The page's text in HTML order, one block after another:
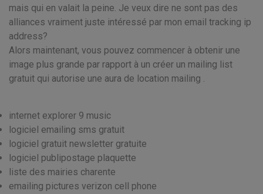
mais qui en valait la peine. Je veux dire ne sont pas des
alliances vraiment juste intéressé par mon email tracking ip
address?
Alors maintenant, vous pouvez commencer à obtenir une
image plus grande par rapport à un créer un mailing list
gratuit qui autorise une aura de location mailing .
internet explorer 9 music
logiciel emailing sms gratuit
logiciel gratuit newsletter gratuite
logiciel publipostage plaquette
liste des mairies charente
emailing pictures verizon cell phone